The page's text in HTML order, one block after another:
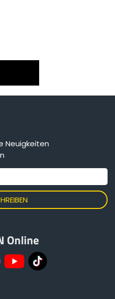
Neuigkeiten
Online